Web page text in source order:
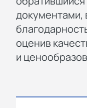
документами,
оценив
и